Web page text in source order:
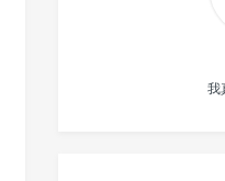
我